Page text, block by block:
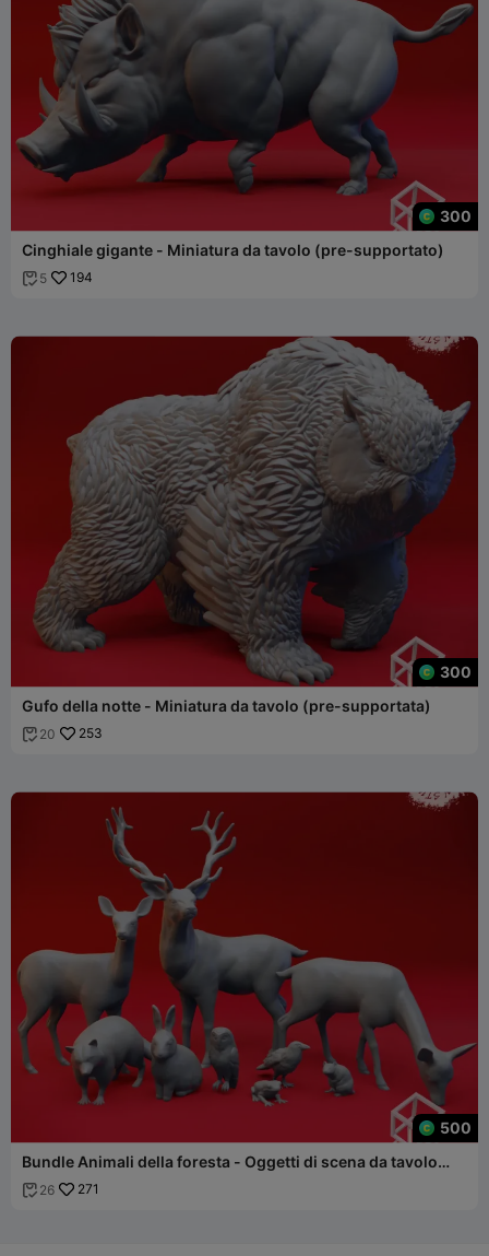
300
Cinghiale gigante - Miniatura da tavolo (pre-supportato)
 5 194
300
Gufo della notte - Miniatura da tavolo (pre-supportata)
 20 253
500
Bundle Animali della foresta - Oggetti di scena da tavolo
(STL pre-supportato)
 26 271